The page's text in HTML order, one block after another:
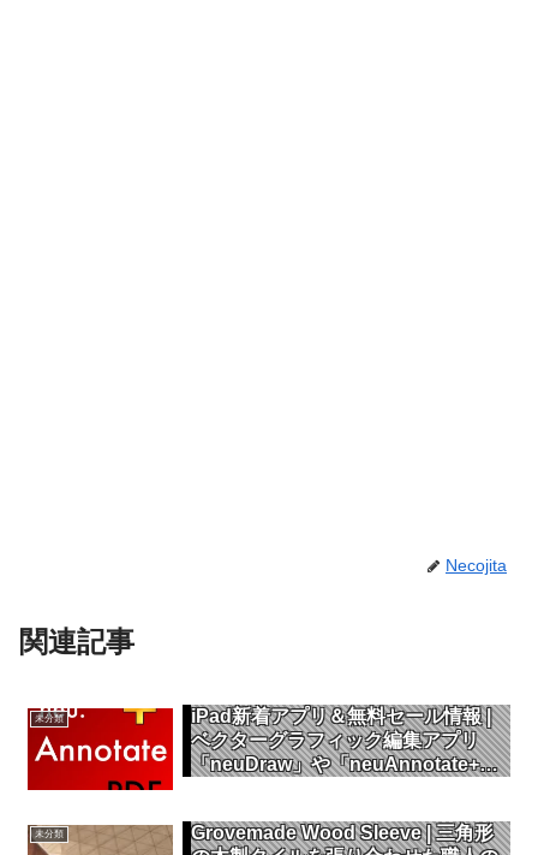
Necojita
関連記事
未分類
iPad新着アプリ＆無料セール情報 |
ベクターグラフィック編集アプリ
「neuDraw」や「neuAnnotate+
未分類
Grovemade Wood Sleeve | 三角形